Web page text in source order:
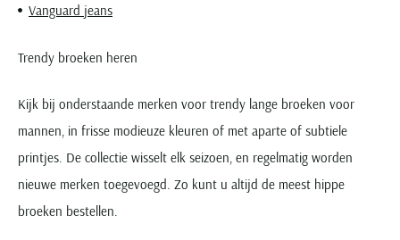
Vanguard jeans
Trendy broeken heren
Kijk bij onderstaande merken voor trendy lange broeken voor
mannen, in frisse modieuze kleuren of met aparte of subtiele
printjes. De collectie wisselt elk seizoen, en regelmatig worden
nieuwe merken toegevoegd. Zo kunt u altijd de meest hippe
broeken bestellen.